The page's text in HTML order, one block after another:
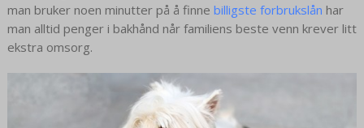
man bruker noen minutter på å finne billigste forbrukslån har
man alltid penger i bakhånd når familiens beste venn krever litt
ekstra omsorg.